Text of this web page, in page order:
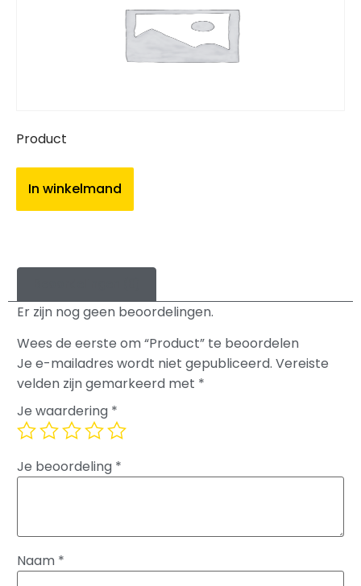
Product
In winkelmand
Er zijn nog geen beoordelingen.
Wees de eerste om “Product” te beoordelen
Je e-mailadres wordt niet gepubliceerd. Vereiste
velden zijn gemarkeerd met *
Je waardering *
Je beoordeling *
Naam *